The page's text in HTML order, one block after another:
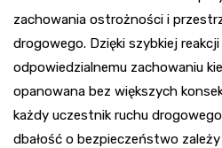
zachowania ostrożności i
drogowego. Dzięki szybkiej reakcji
odpowiedzialnemu zachowaniu
opanowana bez większych
każdy uczestnik ruchu
dbałość o bezpieczeństwo